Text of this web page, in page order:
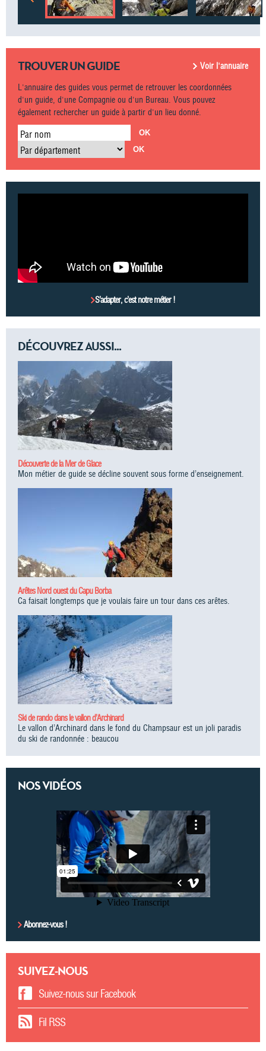
TROUVER UN GUIDE
Voir l'annuaire
L'annuaire des guides vous permet de retrouver les coordonnées
d'un guide, d'une Compagnie ou d'un Bureau. Vous pouvez
également rechercher un guide à partir d'un lieu donné.
Par nom
Par département
S’adapter, c’est notre métier !
DÉCOUVREZ AUSSI...
Découverte de la Mer de Glace
Mon métier de guide se décline souvent sous forme d’enseignement.
Arêtes Nord ouest du Capu Borba
Ca faisait longtemps que je voulais faire un tour dans ces arêtes.
Ski de rando dans le vallon d’Archinard
Le vallon d’Archinard dans le fond du Champsaur est un joli paradis
du ski de randonnée : beaucou
NOS VIDÉOS
Abonnez-vous !
SUIVEZ-NOUS
Suivez-nous sur Facebook
Fil RSS